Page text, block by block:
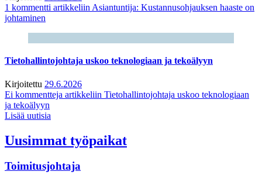
1 kommentti artikkeliin Asiantuntija: Kustannusohjauksen haaste on
johtaminen
Tietohallintojohtaja uskoo teknologiaan ja tekoälyyn
Kirjoitettu 29.6.2026
Ei kommentteja artikkeliin Tietohallintojohtaja uskoo teknologiaan
ja tekoälyyn
Lisää uutisia
Uusimmat työpaikat
Toimitusjohtaja